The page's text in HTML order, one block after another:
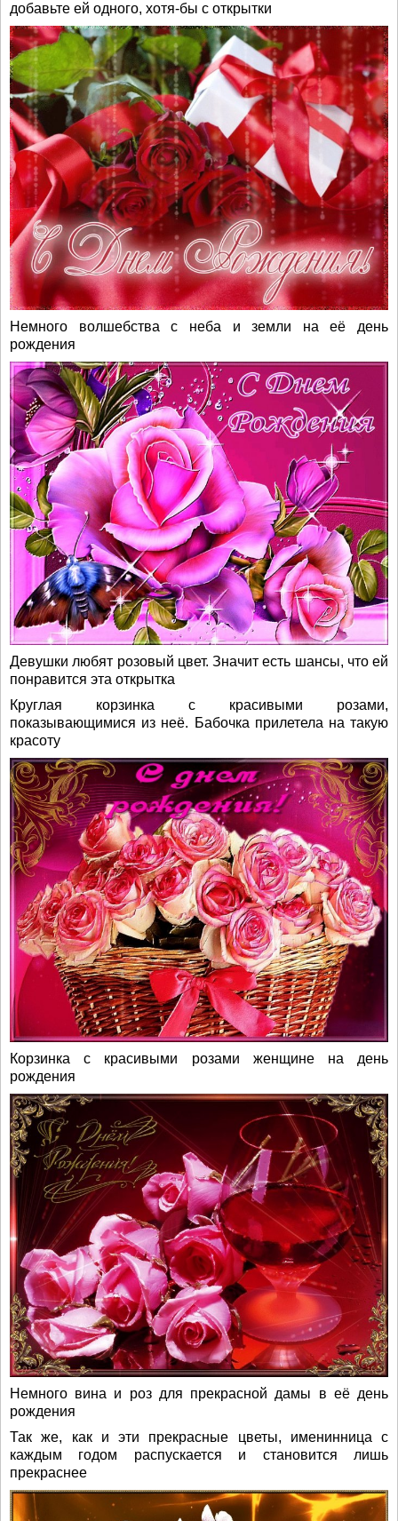
добавьте ей одного, хотя-бы с открытки
Немного волшебства с неба и земли на её день
рождения
Девушки любят розовый цвет. Значит есть шансы, что ей
понравится эта открытка
Круглая корзинка с красивыми розами,
показывающимися из неё. Бабочка прилетела на такую
красоту
Корзинка с красивыми розами женщине на день
рождения
Немного вина и роз для прекрасной дамы в её день
рождения
Так же, как и эти прекрасные цветы, именинница с
каждым годом распускается и становится лишь
прекраснее